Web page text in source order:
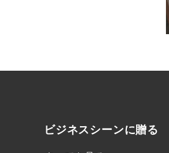
ビジネスシーンに贈る